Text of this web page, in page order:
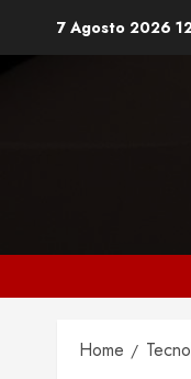
7 Agosto 2026
Home